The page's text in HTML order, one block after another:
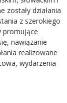
działania
z szerokiego
promujące
nawiązanie
realizowane
wydarzenia